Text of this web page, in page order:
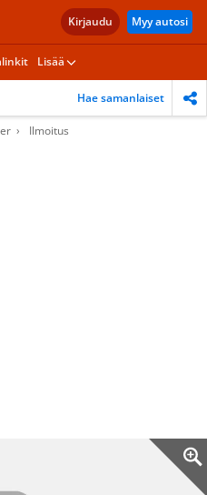
Kirjaudu Myy autosi
Lisää
Hae samanlaiset
Ilmoitus